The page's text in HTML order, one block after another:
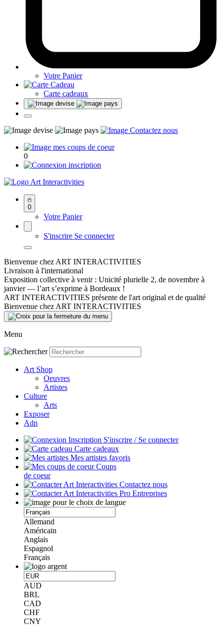
Votre Panier
Carte cadeaux
0
Art Interactivities
0
Votre Panier
S'inscrire Se connecter
Bienvenue chez ART INTERACTIVITIES
Livraison à l'international
Exposition collective à venir : Unicité plurielle 2, de novembre à
janvier — l’art s’exprime à Bordeaux !
ART INTERACTIVITIES présente de l'art original et de qualité
Bienvenue chez ART INTERACTIVITIES
Menu
Art Shop
Oeuvres
Artistes
Culture
Arts
Exposer
Adn
S'inscrire / Se connecter
Carte cadeaux
Mes artistes favoris
Coups
de coeur
Contactez nous
Entreprises
Allemand
Américain
Anglais
Espagnol
Français
AUD
BRL
CAD
CHF
CNY